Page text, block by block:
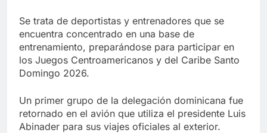
Se trata de deportistas y entrenadores que se
encuentra concentrado en una base de
entrenamiento, preparándose para participar en
los Juegos Centroamericanos y del Caribe Santo
Domingo 2026.
Un primer grupo de la delegación dominicana fue
retornado en el avión que utiliza el presidente Luis
Abinader para sus viajes oficiales al exterior.